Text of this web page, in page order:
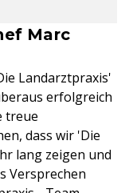
Marc
Landarztpraxis'
erfolgreich
treue
dass wir 'Die
lang zeigen und
Versprechen